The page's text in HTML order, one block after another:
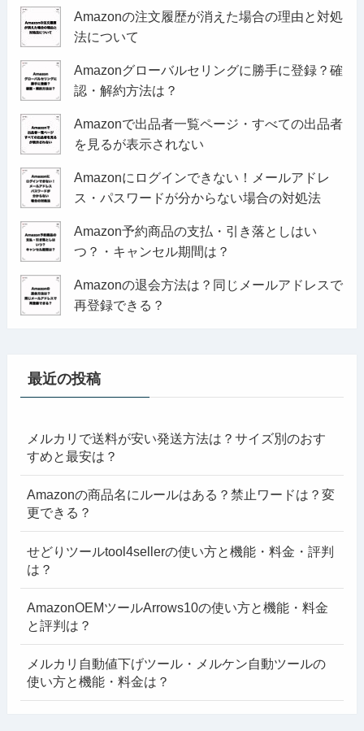
Amazonの注文履歴が消えた場合の理由と対処
法について
Amazonグローバルセリングに勝手に登録？確
認・解約方法は？
Amazonで出品者一覧ページ・すべての出品者
を見るが表示されない
Amazonにログインできない！メールアドレ
ス・パスワードが分からない場合の対処法
Amazon予約商品の支払・引き落としはい
つ？・キャンセル期間は？
Amazonの退会方法は？同じメールアドレスで
再登録できる？
最近の投稿
メルカリで送料が安い発送方法は？サイズ別のおす
すめと最安は？
Amazonの商品名にルールはある？禁止ワードは？変
更できる？
せどりツールtool4sellerの使い方と機能・料金・評判
は？
AmazonOEMツールArrows10の使い方と機能・料金
と評判は？
メルカリ自動値下げツール・メルケン自動ツールの
使い方と機能・料金は？